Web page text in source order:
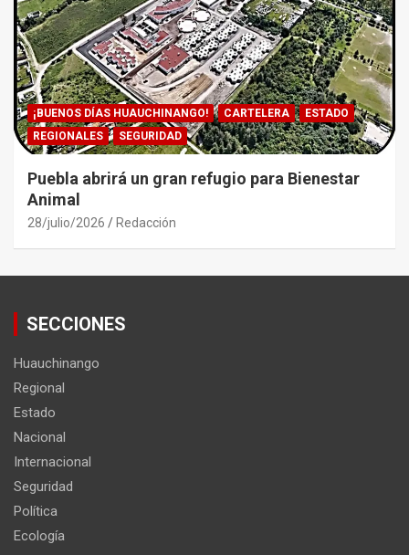
¡BUENOS DÍAS HUAUCHINANGO! CARTELERA
ESTADO
REGIONALES
SEGURIDAD
Puebla abrirá un gran refugio para Bienestar
Animal
28/julio/2026 Redacción
SECCIONES
Huauchinango
Regional
Estado
Nacional
Internacional
Seguridad
Política
Ecología